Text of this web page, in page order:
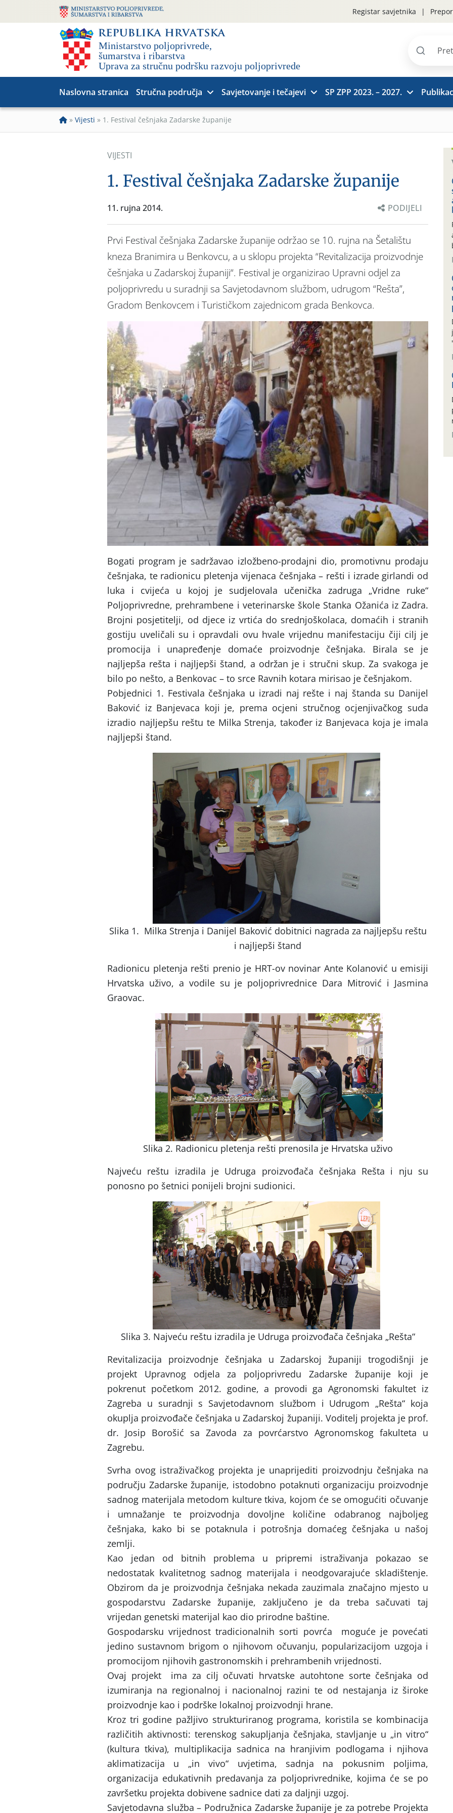
Registar savjetnika
Pretraži
Naslovna stranica Stručna područja Savjetovanje i tečajevi SP ZPP 2023. – 2027.
» Vijesti » 1. Festival češnjaka Zadarske županije
VIJESTI
1. Festival češnjaka Zadarske županije
11. rujna 2014. PODIJELI
Prvi Festival češnjaka Zadarske županije održao se 10. rujna na Šetalištu
kneza Branimira u Benkovcu, a u sklopu projekta “Revitalizacija proizvodnje
češnjaka u Zadarskoj županiji“. Festival je organizirao Upravni odjel za
poljoprivredu u suradnji sa Savjetodavnom službom, udrugom “Rešta”,
Gradom Benkovcem i Turističkom zajednicom grada Benkovca.
Bogati program je sadržavao izložbeno-prodajni dio, promotivnu prodaju
češnjaka, te radionicu pletenja vijenaca češnjaka – rešti i izrade girlandi od
luka i cvijeća u kojoj je sudjelovala učenička zadruga „Vridne ruke“
Poljoprivredne, prehrambene i veterinarske škole Stanka Ožanića iz Zadra.
Brojni posjetitelji, od djece iz vrtića do srednjoškolaca, domaćih i stranih
gostiju uveličali su i opravdali ovu hvale vrijednu manifestaciju čiji cilj je
promocija i unapređenje domaće proizvodnje češnjaka. Birala se je
najljepša rešta i najljepši štand, a održan je i stručni skup. Za svakoga je
bilo po nešto, a Benkovac – to srce Ravnih kotara mirisao je češnjakom.
Pobjednici 1. Festivala češnjaka u izradi naj rešte i naj štanda su Danijel
Baković iz Banjevaca koji je, prema ocjeni stručnog ocjenjivačkog suda
izradio najljepšu reštu te Milka Strenja, također iz Banjevaca koja je imala
najljepši štand.
Slika 1. Milka Strenja i Danijel Baković dobitnici nagrada za najljepšu reštu
i najljepši štand
Radionicu pletenja rešti prenio je HRT-ov novinar Ante Kolanović u emisiji
Hrvatska uživo, a vodile su je poljoprivrednice Dara Mitrović i Jasmina
Graovac.
Slika 2. Radionicu pletenja rešti prenosila je Hrvatska uživo
Najveću reštu izradila je Udruga proizvođača češnjaka Rešta i nju su
ponosno po šetnici ponijeli brojni sudionici.
Slika 3. Najveću reštu izradila je Udruga proizvođača češnjaka „Rešta“
Revitalizacija proizvodnje češnjaka u Zadarskoj županiji trogodišnji je
projekt Upravnog odjela za poljoprivredu Zadarske županije koji je
pokrenut početkom 2012. godine, a provodi ga Agronomski fakultet iz
Zagreba u suradnji s Savjetodavnom službom i Udrugom „Rešta“ koja
okuplja proizvođače češnjaka u Zadarskoj županiji. Voditelj projekta je prof.
dr. Josip Borošić sa Zavoda za povrćarstvo Agronomskog fakulteta u
Zagrebu.
Svrha ovog istraživačkog projekta je unaprijediti proizvodnju češnjaka na
području Zadarske županije, istodobno potaknuti organizaciju proizvodnje
sadnog materijala metodom kulture tkiva, kojom će se omogućiti očuvanje
i umnažanje te proizvodnja dovoljne količine odabranog najboljeg
češnjaka, kako bi se potaknula i potrošnja domaćeg češnjaka u našoj
zemlji.
Kao jedan od bitnih problema u pripremi istraživanja pokazao se
nedostatak kvalitetnog sadnog materijala i neodgovarajuće skladištenje.
Obzirom da je proizvodnja češnjaka nekada zauzimala značajno mjesto u
gospodarstvu Zadarske županije, zaključeno je da treba sačuvati taj
vrijedan genetski materijal kao dio prirodne baštine.
Gospodarsku vrijednost tradicionalnih sorti povrća moguće je povećati
jedino sustavnom brigom o njihovom očuvanju, popularizacijom uzgoja i
promocijom njihovih gastronomskih i prehrambenih vrijednosti.
Ovaj projekt ima za cilj očuvati hrvatske autohtone sorte češnjaka od
izumiranja na regionalnoj i nacionalnoj razini te od nestajanja iz široke
proizvodnje kao i podrške lokalnoj proizvodnji hrane.
Kroz tri godine pažljivo strukturiranog programa, koristila se kombinacija
različitih aktivnosti: terenskog sakupljanja češnjaka, stavljanje u „in vitro“
(kultura tkiva), multiplikacija sadnica na hranjivim podlogama i njihova
aklimatizacija u „in vivo“ uvjetima, sadnja na pokusnim poljima,
organizacija edukativnih predavanja za poljoprivrednike, kojima će se po
završetku projekta dobivene sadnice dati za daljnji uzgoj.
Savjetodavna služba – Podružnica Zadarske županije je za potrebe Projekta